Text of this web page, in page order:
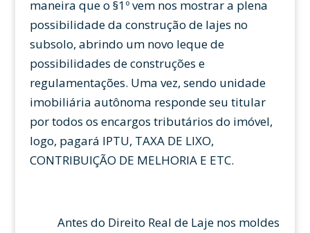
maneira que o §1º vem nos mostrar a plena
possibilidade da construção de lajes no
subsolo, abrindo um novo leque de
possibilidades de construções e
regulamentações. Uma vez, sendo unidade
imobiliária autônoma responde seu titular
por todos os encargos tributários do imóvel,
logo, pagará IPTU, TAXA DE LIXO,
CONTRIBUIÇÃO DE MELHORIA E ETC.
Antes do Direito Real de Laje nos moldes